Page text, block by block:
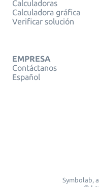
Calculadoras
Calculadora gráfica
Verificar solución
EMPRESA
Contáctanos
Español
Symbolab,